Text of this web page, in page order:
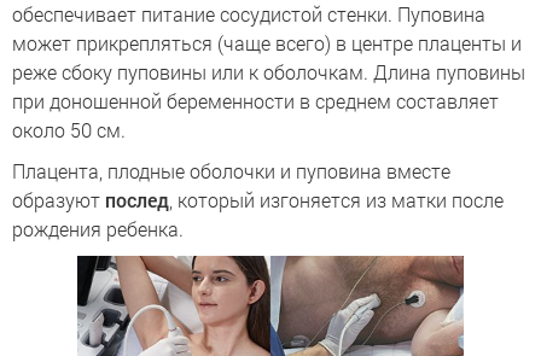
обеспечивает питание сосудистой стенки. Пуповина
может прикрепляться (чаще всего) в центре плаценты и
реже сбоку пуповины или к оболочкам. Длина пуповины
при доношенной беременности в среднем составляет
около 50 см.
Плацента, плодные оболочки и пуповина вместе
образуют послед , который изгоняется из матки после
рождения ребенка.